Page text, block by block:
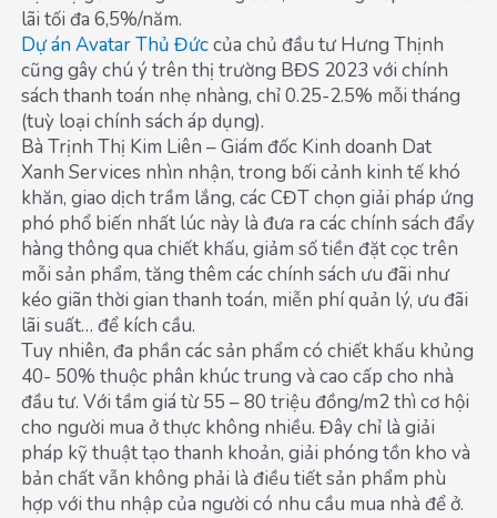
lãi tối đa 6,5%/năm.
Dự án Avatar Thủ Đứccủa chủ đầu tư Hưng Thịnh
cũng gây chú ý trên thị trường BĐS 2023 với chính
sách thanh toán nhẹ nhàng, chỉ 0.25-2.5% mỗi tháng
(tuỳ loại chính sách áp dụng).
Bà Trịnh Thị Kim Liên – Giám đốc Kinh doanh Dat
Xanh Services nhìn nhận, trong bối cảnh kinh tế khó
khăn, giao dịch trầm lắng, các CĐT chọn giải pháp ứng
phó phổ biến nhất lúc này là đưa ra các chính sách đẩy
hàng thông qua chiết khấu, giảm số tiền đặt cọc trên
mỗi sản phẩm, tăng thêm các chính sách ưu đãi như
kéo giãn thời gian thanh toán, miễn phí quản lý, ưu đãi
lãi suất… để kích cầu.
Tuy nhiên, đa phần các sản phẩm có chiết khấu khủng
40- 50% thuộc phân khúc trung và cao cấp cho nhà
đầu tư. Với tầm giá từ 55 – 80 triệu đồng/m2 thì cơ hội
cho người mua ở thực không nhiều. Đây chỉ là giải
pháp kỹ thuật tạo thanh khoản, giải phóng tồn kho và
bản chất vẫn không phải là điều tiết sản phẩm phù
hợp với thu nhập của người có nhu cầu mua nhà để ở.